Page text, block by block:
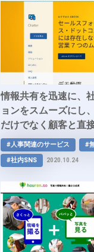
情報共有を迅速に、
ョンをスムーズにし
だけでなく顧客と直
り、アンケート調査
能な「Chatter」で
#人事関連のサービス
#
#社内SNS
2020.10.24